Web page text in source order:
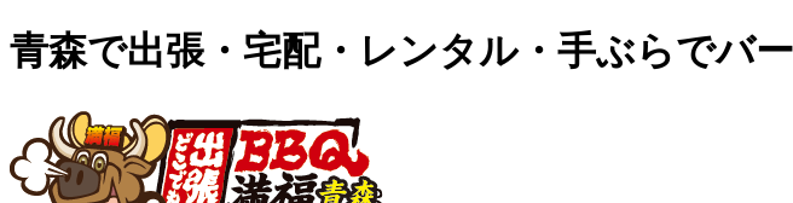
青森で出張・宅配・レンタル・手ぶらでバ